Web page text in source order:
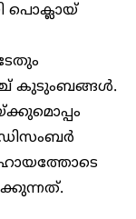
പൊക്ലായ്
കുടുംബങ്ങൾ.
ഡിസംബർ